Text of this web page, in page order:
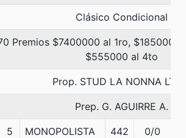
Clásico Condicional
Premios $7400000 al 1ro,
$555000 al 4to
Prop. STUD LA NONNA
Prep. G. AGUIRRE A.
5 MONOPOLISTA 442 0/0